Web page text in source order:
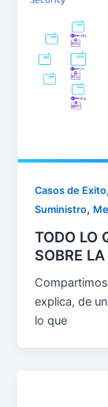
Casos de Exito
Suministro,
TODO LO
SOBRE
explica, de
lo que